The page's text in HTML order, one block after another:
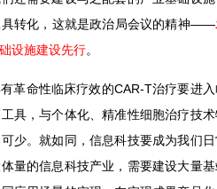
具转化，这就是政治局会议的精神——
设施建设先行。
革命性临床疗效的CAR-T治疗要进
具，与个体化、精准性细胞治疗技
少。就如同，信息科技要成为我们
量的信息科技产业，需要建设大量